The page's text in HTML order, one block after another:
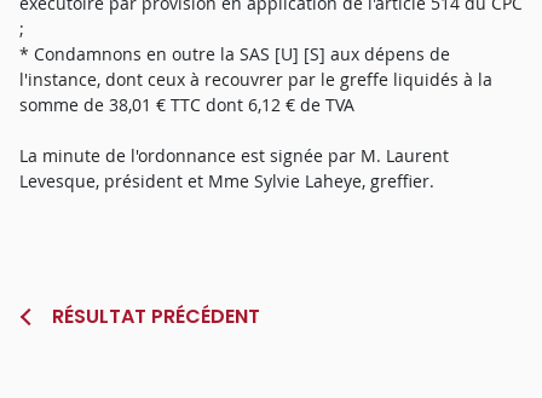
;
* Condamnons en outre la SAS [U] [S] aux dépens de
l'instance, dont ceux à recouvrer par le greffe liquidés à la
somme de 38,01 € TTC dont 6,12 € de TVA
La minute de l'ordonnance est signée par M. Laurent
Levesque, président et Mme Sylvie Laheye, greffier.
RÉSULTAT PRÉCÉDENT